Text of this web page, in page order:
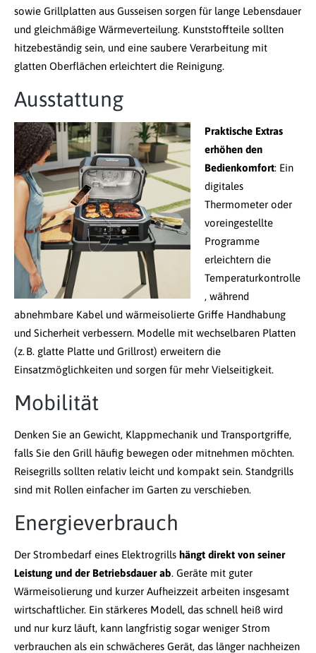
sowie Grillplatten aus Gusseisen sorgen für lange Lebensdauer
und gleichmäßige Wärmeverteilung. Kunststoffteile sollten
hitzebeständig sein, und eine saubere Verarbeitung mit
glatten Oberflächen erleichtert die Reinigung.
Ausstattung
Praktische Extras
erhöhen den
Bedienkomfort: Ein
digitales
Thermometer oder
voreingestellte
Programme
erleichtern die
Temperaturkontrolle
, während
abnehmbare Kabel und wärmeisolierte Griffe Handhabung
und Sicherheit verbessern. Modelle mit wechselbaren Platten
(z. B. glatte Platte und Grillrost) erweitern die
Einsatzmöglichkeiten und sorgen für mehr Vielseitigkeit.
Mobilität
Denken Sie an Gewicht, Klappmechanik und Transportgriffe,
falls Sie den Grill häufig bewegen oder mitnehmen möchten.
Reisegrills sollten relativ leicht und kompakt sein. Standgrills
sind mit Rollen einfacher im Garten zu verschieben.
Energieverbrauch
Der Strombedarf eines Elektrogrills hängt direkt von seiner
Leistung und der Betriebsdauer ab. Geräte mit guter
Wärmeisolierung und kurzer Aufheizzeit arbeiten insgesamt
wirtschaftlicher. Ein stärkeres Modell, das schnell heiß wird
und nur kurz läuft, kann langfristig sogar weniger Strom
verbrauchen als ein schwächeres Gerät, das länger nachheizen